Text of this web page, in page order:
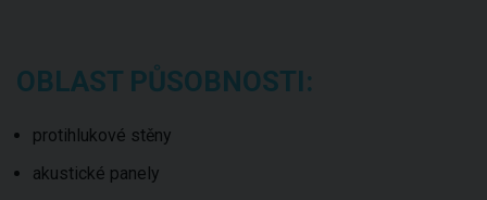
OBLAST PŮSOBNOSTI:
protihlukové stěny
akustické panely